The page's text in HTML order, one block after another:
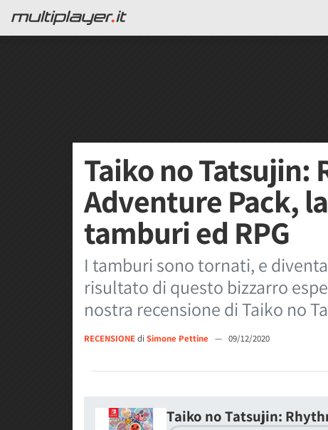
Taiko no Tatsujin:
Adventure Pack,
tamburi ed RPG
I tamburi sono tornati, e
risultato di questo bizzarro
nostra recensione di Taiko no
RECENSIONEdi Simone Pettine — 09/12/2020
Taiko no Tatsujin: